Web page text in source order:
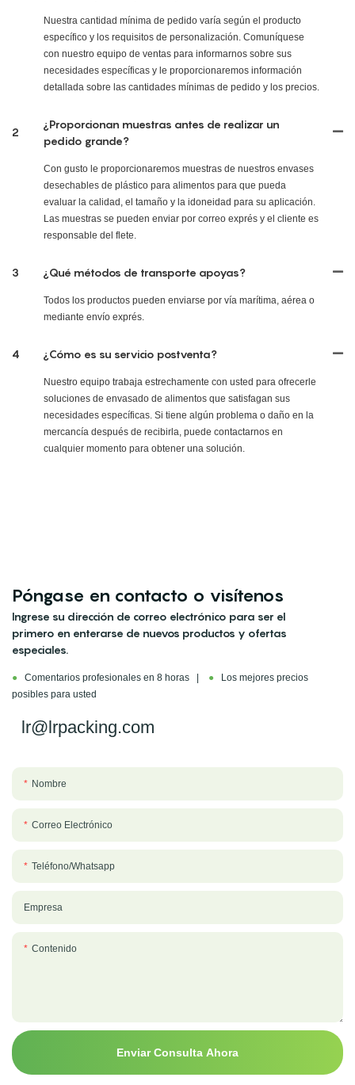
Nuestra cantidad mínima de pedido varía según el producto
específico y los requisitos de personalización. Comuníquese
con nuestro equipo de ventas para informarnos sobre sus
necesidades específicas y le proporcionaremos información
detallada sobre las cantidades mínimas de pedido y los precios.
2
¿Proporcionan muestras antes de realizar un
pedido grande?
Con gusto le proporcionaremos muestras de nuestros envases
desechables de plástico para alimentos para que pueda
evaluar la calidad, el tamaño y la idoneidad para su aplicación.
Las muestras se pueden enviar por correo exprés y el cliente es
responsable del flete.
3 ¿Qué métodos de transporte apoyas?
Todos los productos pueden enviarse por vía marítima, aérea o
mediante envío exprés.
4 ¿Cómo es su servicio postventa?
Nuestro equipo trabaja estrechamente con usted para ofrecerle
soluciones de envasado de alimentos que satisfagan sus
necesidades específicas. Si tiene algún problema o daño en la
mercancía después de recibirla, puede contactarnos en
cualquier momento para obtener una solución.
Póngase en contacto o visítenos
Ingrese su dirección de correo electrónico para ser el
primero en enterarse de nuevos productos y ofertas
especiales.
● Comentarios profesionales en 8 horas | ●
Los mejores precios
posibles para usted
lr@lrpacking.com
Nombre
Correo Electrónico
Teléfono/whatsapp
Empresa
Contenido
Enviar Consulta Ahora